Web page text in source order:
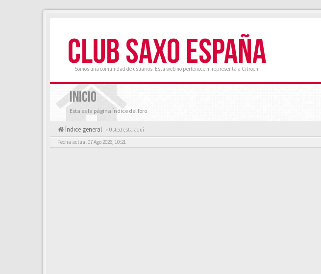
CLUB SAXO ESPAÑA
Somos una comunidad de usuarios. Esta web no pertenece ni representa a Citroën.
INICIO
Esta es la página índice del foro
Índice general « Usted esta aquí
Fecha actual 07 Ago 2026, 10:21